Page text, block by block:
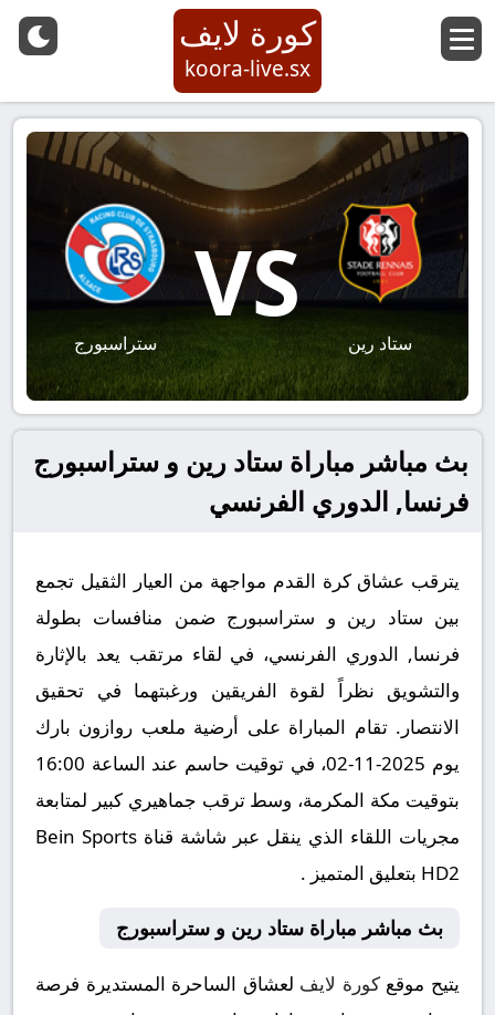
كورة لايف
koora-live.sx
ستاد رين
VS
ستراسبورج
بث مباشر مباراة ستاد رين و ستراسبورج
فرنسا, الدوري الفرنسي
يترقب عشاق كرة القدم مواجهة من العيار الثقيل تجمع
بين ستاد رين و ستراسبورج ضمن منافسات بطولة
فرنسا, الدوري الفرنسي، في لقاء مرتقب يعد بالإثارة
والتشويق نظراً لقوة الفريقين ورغبتهما في تحقيق
الانتصار. تقام المباراة على أرضية ملعب روازون بارك
يوم 2025-11-02، في توقيت حاسم عند الساعة 16:00
بتوقيت مكة المكرمة، وسط ترقب جماهيري كبير لمتابعة
مجريات اللقاء الذي ينقل عبر شاشة قناة Bein Sports
HD2 بتعليق المتميز .
بث مباشر مباراة ستاد رين و ستراسبورج
يتيح موقعكورة لايف لعشاق الساحرة المستديرة فرصة